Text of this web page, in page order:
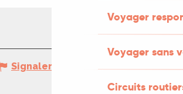
Voyager
Voyager sans
Circuits
Signaler une erreur